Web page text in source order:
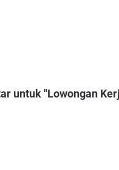
untuk "Lowongan